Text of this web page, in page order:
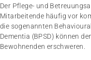
20.08.2026 online
Der Pflege- und
Mitarbeitende häufig vor
die sogenannten
Dementia (BPSD) können
Bewohnenden erschweren.